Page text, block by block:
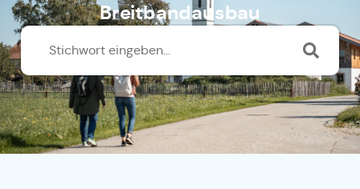
Breitbandausbau